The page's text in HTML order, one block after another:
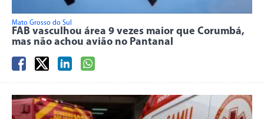
Mato Grosso do Sul
FAB vasculhou área 9 vezes maior que Corumbá,
mas não achou avião no Pantanal